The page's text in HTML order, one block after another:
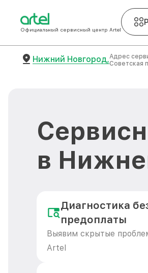
Официальный сервисный центр Artel
Нижний Новгород,Адрес
Советская
в
Диагностика
предоплаты
Выявим скрытые
Artel